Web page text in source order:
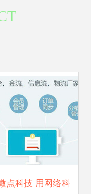
点科技 用网络科